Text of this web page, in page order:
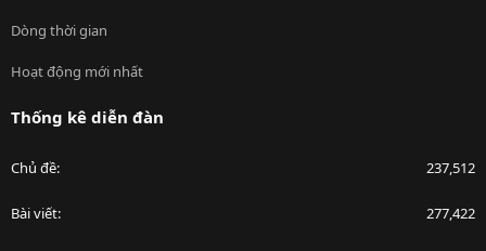
Dòng thời gian
Hoạt động mới nhất
Thống kê diễn đàn
Chủ đề 237,512
Bài viết 277,422